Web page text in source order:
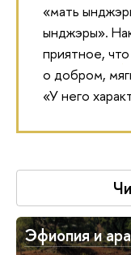
«мать
ынджэры».
приятное,
о добром,
«У него
Эфиопия и